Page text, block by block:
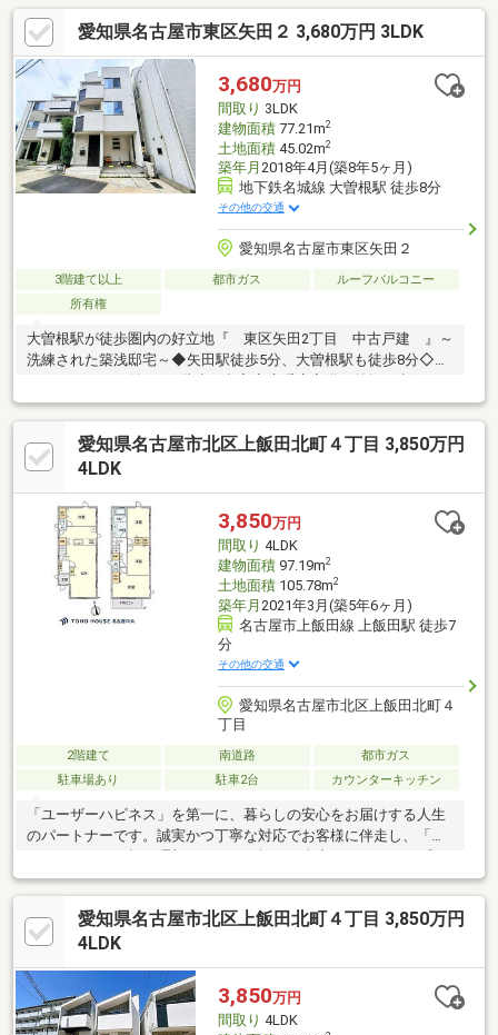
ゼット付でお部屋にゆとりが生まれます◇お子様も憧れの個室が
持てる4LDKの間取り◆防犯面も安心のTVモニター付インターホ
ン完備◇日常生活に寄り添い毎日の生活を豊かに彩ります～名古
屋エリアの「お住まい」探しに確かな安心と満足を～東宝ハウス
名古屋中央ならではの高品質なサービスをお届けします。
愛知県名古屋市東区矢田２ 3,680万円 3LDK
3,680万円
間取り 3LDK
建物面積77.21m2
土地面積45.02m2
築年月 2018年4月(築8年5ヶ月)
地下鉄名城線 大曽根駅 徒歩8分
その他の交通
愛知県名古屋市東区矢田２
3階建て以上 都市ガス
ルーフバルコニー
所有権
大曽根駅が徒歩圏内の好立地『 東区矢田2丁目 中古戸建 』～
洗練された築浅邸宅～◆矢田駅徒歩5分、大曽根駅も徒歩8分◇ル
汚れもなく快適♪◇コミュニケーション深まる対面式キッチン◆
全居室収納付きですっきりとした暮らしを実現◇生活利便施設が
身近に充実した住環境～名古屋エリアの「お住まい」探しに確か
な安心と満足を～東宝ハウス名古屋中央ならではの高品質なサー
愛知県名古屋市北区上飯田北町４丁目 3,850万円
4LDK
3,850万円
間取り 4LDK
建物面積97.19m2
土地面積105.78m2
築年月 2021年3月(築5年6ヶ月)
名古屋市上飯田線 上飯田駅 徒歩7
分
その他の交通
愛知県名古屋市北区上飯田北町４
丁目
2階建て 南道路
都市ガス
駐車場あり
駐車2台 カウンターキッチン
「ユーザーハピネス」を第一に、暮らしの安心をお届けする人生
のパートナーです。誠実かつ丁寧な対応でお客様に伴走し、「あ
なたらしさ」が輝く理想のお住まい探しを全力でバックアップさ
せていただきます。
愛知県名古屋市北区上飯田北町４丁目 3,850万円
4LDK
3,850万円
間取り 4LDK